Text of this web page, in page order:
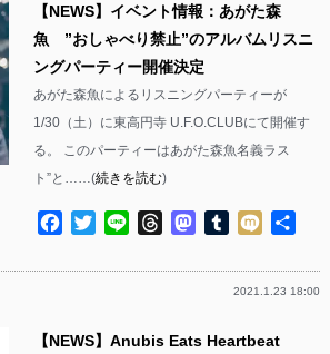
【NEWS】イベント情報：あがた森
魚 ”おしゃべり禁止”のアルバムリスニ
ングパーティー開催決定
あがた森魚によるリスニングパーティーが
1/30（土）に東高円寺 U.F.O.CLUBにて開催す
る。 このパーティーはあがた森魚名義ラス
ト”と……(続きを読む)
Facebook
TwitterLine ThreadsMastodon
Tumblr
Mixi
2021.1.23 18:00
【NEWS】Anubis Eats Heartbeat